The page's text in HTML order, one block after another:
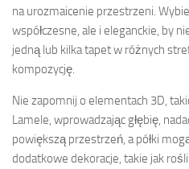
na urozmaicenie przestrzeni.
współczesne, ale i eleganckie, by
jedną lub kilka tapet w różnych
kompozycję.
Nie zapomnij o elementach 3D,
Lamele, wprowadzając głębię,
powiększą przestrzeń, a półki
dodatkowe dekoracje, takie jak